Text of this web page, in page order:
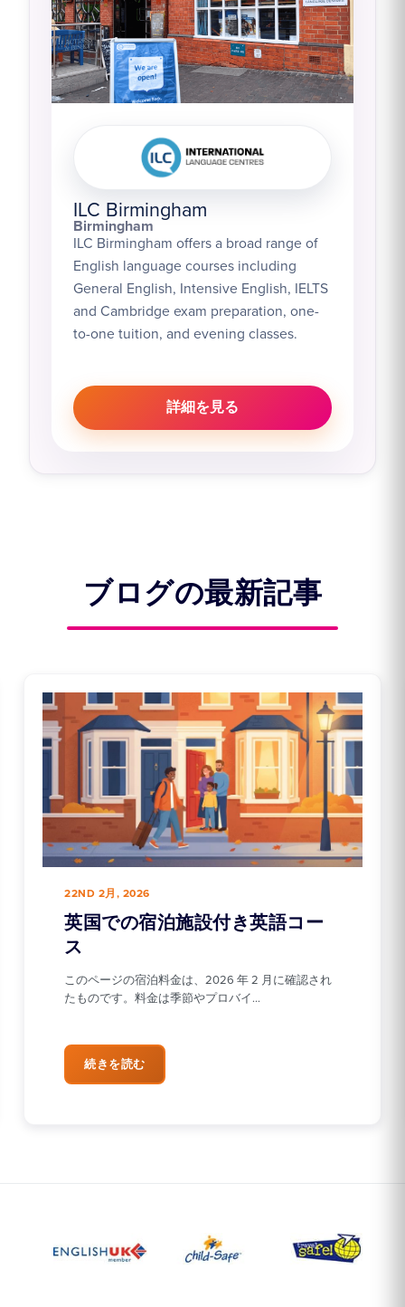
ILC Birmingham
Birmingham
ILC Birmingham offers a broad range of
English language courses including
General English, Intensive English, IELTS
and Cambridge exam preparation, one-
to-one tuition, and evening classes.
詳細を見る
ブログの最新記事
22ND 2月, 2026
英国での宿泊施設付き英語コー
ス
このページの宿泊料金は、2026 年 2 月に確認され
たものです。料金は季節やプロバイ…
続きを読む